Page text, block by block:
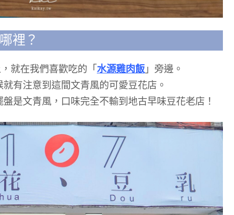
裡？
就在我們喜歡吃的「水源雞肉飯」旁邊。
有注意到這間文青風的可愛豆花店。
是文青風，口味完全不輸到地古早味豆花老店！